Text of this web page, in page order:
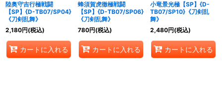
陸奥守吉行極戦闘
【SP】{D-TB07/SP04}
《刀剣乱舞》
2,180円(税込)
カートに入れる
蜂須賀虎徹極戦闘
【SP】{D-TB07/SP06}
《刀剣乱舞》
780円(税込)
カートに入れる
小竜景光極【SP】{D-
TB07/SP10}《刀剣乱
舞》
2,480円(税込)
カートに入れる